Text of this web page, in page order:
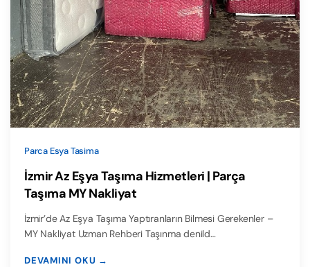
Parca Esya Tasima
İzmir Az Eşya Taşıma Hizmetleri | Parça
Taşıma MY Nakliyat
İzmir’de Az Eşya Taşıma Yaptıranların Bilmesi Gerekenler –
MY Nakliyat Uzman Rehberi Taşınma denild…
DEVAMINI OKU →